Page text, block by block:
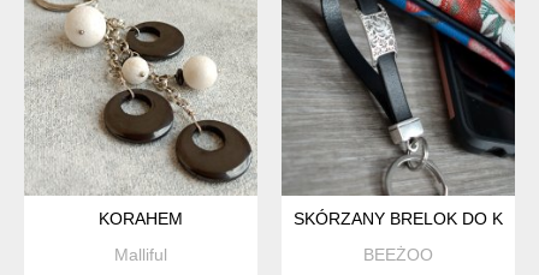
KORAHEM
Malliful
SKÓRZANY BRELOK DO
BEEŻOO